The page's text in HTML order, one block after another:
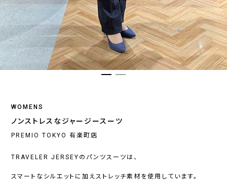
WOMENS
ノンストレスなジャージースーツ
PREMIO TOKYO 有楽町店
TRAVELER JERSEYのパンツスーツは、
スマートなシルエットに加えストレッチ素材を使用しています。